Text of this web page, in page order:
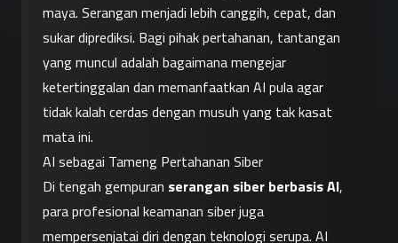
maya. Serangan menjadi lebih canggih, cepat, dan
sukar diprediksi. Bagi pihak pertahanan, tantangan
yang muncul adalah bagaimana mengejar
ketertinggalan dan memanfaatkan AI pula agar
tidak kalah cerdas dengan musuh yang tak kasat
mata ini.
AI sebagai Tameng Pertahanan Siber
Di tengah gempuran serangan siber berbasis AI,
para profesional keamanan siber juga
mempersenjatai diri dengan teknologi serupa. AI